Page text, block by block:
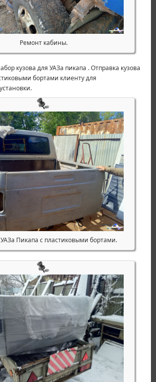
Ремонт кабины.
кузова для УАЗа пикапа . Отправка кузова
бортами клиенту для
УАЗа Пикапа с пластиковыми бортами.